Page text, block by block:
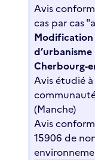
Avis
cas par cas
Modification
Cherbourg-
Avis étudié
(Manche)
Avis
15906 de